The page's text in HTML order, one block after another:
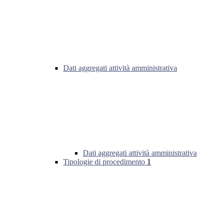
Dati aggregati attività amministrativa
Dati aggregati attività amministrativa
Tipologie di procedimento 1